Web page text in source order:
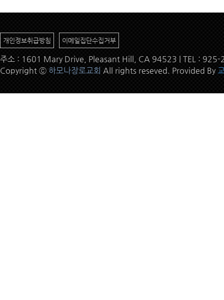
개인정보취급방침 이메일집단수집거부
주소 : 1601 Mary Drive, Pleasant Hill, CA 94523 | TEL :
Copyright ⓒ 하모나장로교회 All rights reseved. Provided By